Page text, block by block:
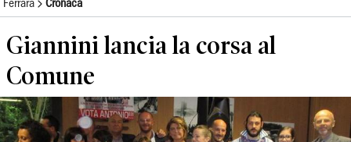
Ferrara Cronaca
Giannini lancia la corsa al
Comune